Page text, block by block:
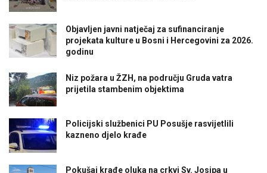
Objavljen javni natječaj za sufinanciranje
projekata kulture u Bosni i Hercegovini za 2026.
godinu
Niz požara u ŽZH, na području Gruda vatra
prijetila stambenim objektima
Policijski službenici PU Posušje rasvijetlili
kazneno djelo krađe
Pokušaj krađe oluka na crkvi Sv. Josipa u